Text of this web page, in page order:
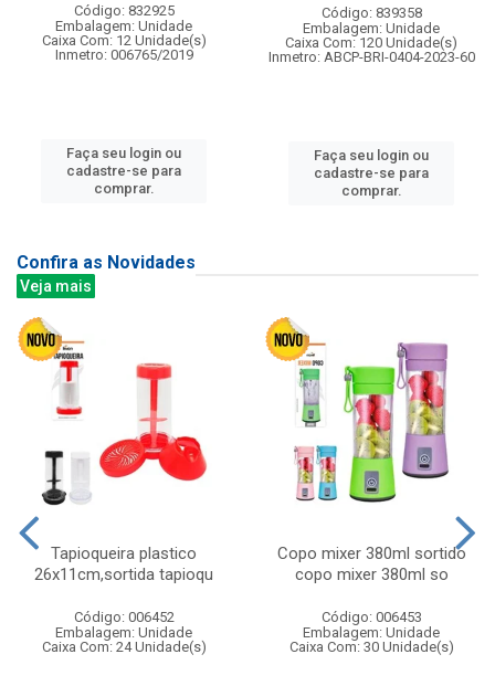
Código: 832925
Embalagem: Unidade
Caixa Com: 12 Unidade(s)
Inmetro: 006765/2019
Faça seu login ou
cadastre-se para
comprar.
Código: 839358
Embalagem: Unidade
Caixa Com: 120 Unidade(s)
Inmetro: ABCP-BRI-0404-2023-60
Faça seu login ou
cadastre-se para
comprar.
Confira as Novidades
Veja mais
Tapioqueira plastico
26x11cm,sortida tapioqu
Código: 006452
Embalagem: Unidade
Caixa Com: 24 Unidade(s)
Copo mixer 380ml sortido
copo mixer 380ml so
Código: 006453
Embalagem: Unidade
Caixa Com: 30 Unidade(s)